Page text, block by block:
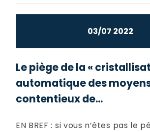
03/07 2022
Le piège de la «
automatique des
contentieux de...
EN BREF : si vous n’êtes pas le